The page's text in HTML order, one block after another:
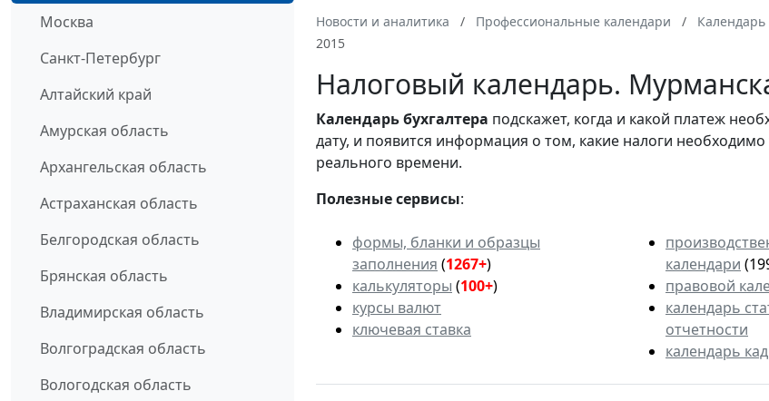
Москва
Санкт-Петербург
Алтайский край
Амурская область
Архангельская область
Астраханская область
Белгородская область
Брянская область
Владимирская область
Волгоградская область
Вологодская область
Новости и аналитика Профессиональные календари Календарь
2015
Налоговый календарь.
Календарьбухгалтера подскажет, когда и какой платеж
дату, и появится информация о том, какие налоги
реального времени.
Полезные сервисы:
формы, бланки и образцы
заполнения (1267+)
калькуляторы (100+)
курсы валют
ключевая ставка
календари
правовой
календарь
отчетности
календарь